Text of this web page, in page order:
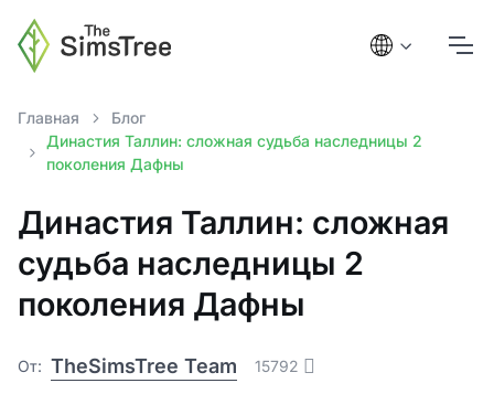
Главная
Блог
Династия Таллин: сложная судьба наследницы 2
поколения Дафны
Династия Таллин: сложная
судьба наследницы 2
поколения Дафны
От: TheSimsTree Team 15792